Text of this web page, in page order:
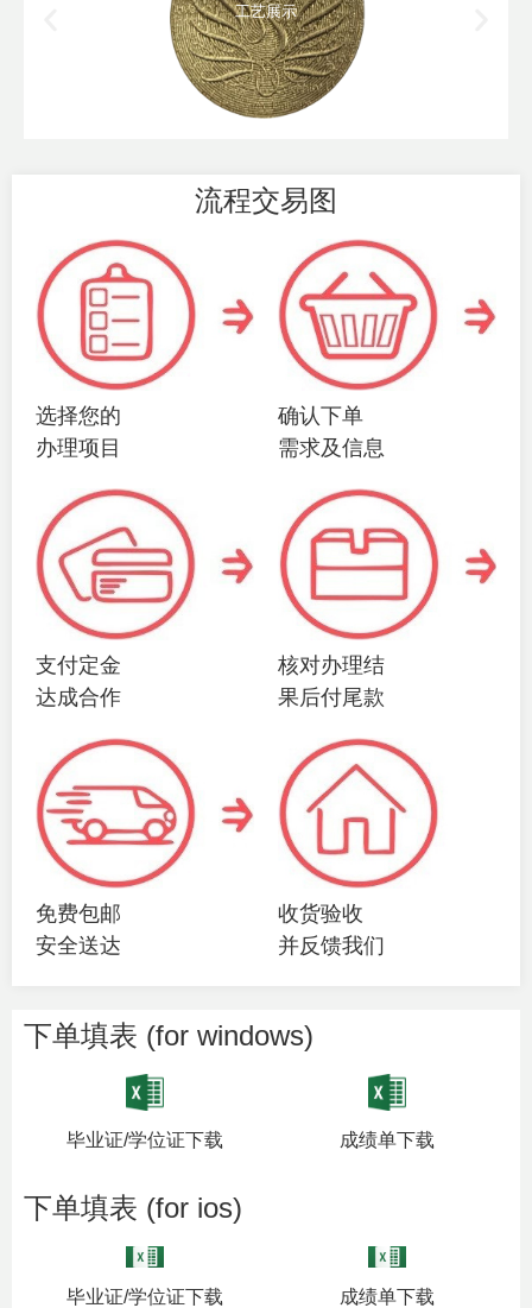
工艺展示
流程交易图
选择您的
办理项目
确认下单
需求及信息
支付定金
达成合作
核对办理结
果后付尾款
免费包邮
安全送达
收货验收
并反馈我们
下单填表 (for windows)
毕业证/学位证下载 成绩单下载
下单填表 (for ios)
毕业证/学位证下载 成绩单下载